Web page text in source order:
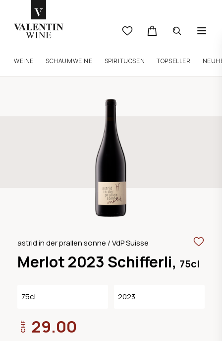
WEINE SCHAUMWEINE SPIRITUOSEN TOPSELLER
astrid in der prallen sonne / VdP Suisse
Merlot 2023 Schifferli, 75cl
75cl 2023
CHF 29.00